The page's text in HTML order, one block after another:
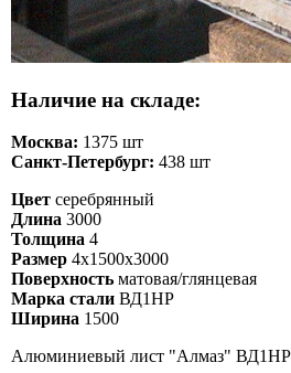
Наличие на складе:
Москва: 1375 шт
Санкт-Петербург: 438 шт
Цвет серебрянный
Длина 3000
Толщина 4
Размер 4х1500х3000
Поверхность матовая/глянцевая
Марка стали ВД1НР
Ширина 1500
Алюминиевый лист "Алмаз" ВД1НР